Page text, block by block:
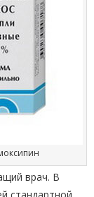
врач. В